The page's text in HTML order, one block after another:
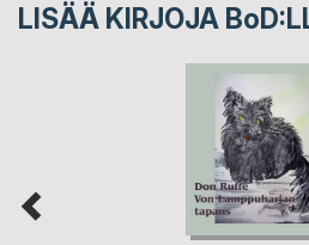
LISÄÄ KIRJOJA Bo